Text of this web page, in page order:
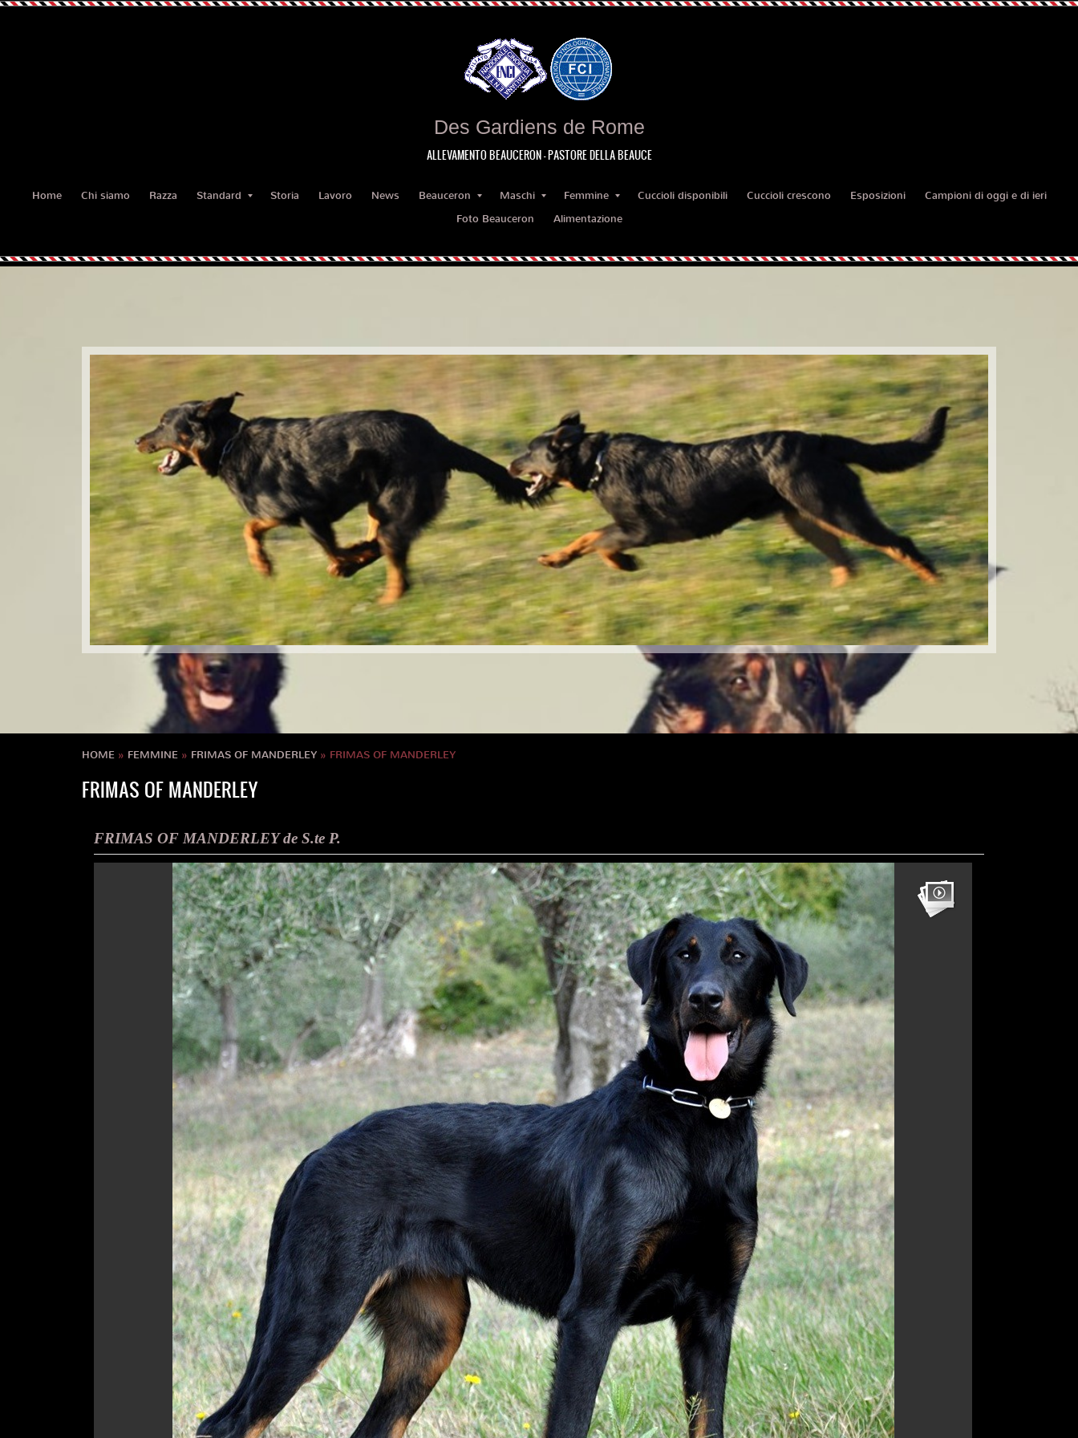
Des Gardiens de Rome
ALLEVAMENTO BEAUCERON - PASTORE DELLA BEAUCE
Home Chi siamo Razza Standard Storia Lavoro News Beauceron Maschi Femmine Cuccioli disponibili Cuccioli crescono Esposizioni
Campioni di oggi e di ieri
Foto Beauceron
Alimentazione
HOME » FEMMINE » FRIMAS OF MANDERLEY » FRIMAS OF MANDERLEY
FRIMAS OF MANDERLEY
FRIMAS OF MANDERLEY de S.te P.